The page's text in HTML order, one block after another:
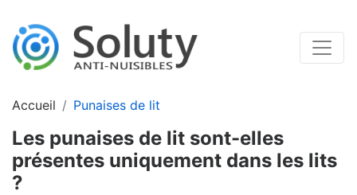
Accueil Punaises de lit
Les punaises de lit sont-elles
présentes uniquement dans les lits
?